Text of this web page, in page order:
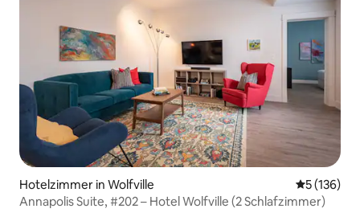
Hotelzimmer in Wolfville
5 (136)
Annapolis Suite, #202 – Hotel Wolfville (2 Schlafzimmer)